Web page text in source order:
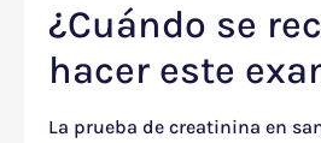
¿Cuándo se
hacer este
La prueba de creatinina en